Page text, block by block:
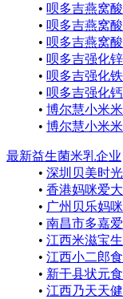
• 呗多吉燕窝
• 呗多吉燕窝
• 呗多吉燕窝
• 呗多吉强化
• 呗多吉强化
• 呗多吉强化
• 博尔慧小米
• 博尔慧小米
最新益生菌米乳企业
• 深圳贝美时
• 香港妈咪爱
• 广州贝乐妈
• 南昌市多嘉
• 江西米滋宝
• 江西小二郎
• 新干县状元
• 江西乃天天